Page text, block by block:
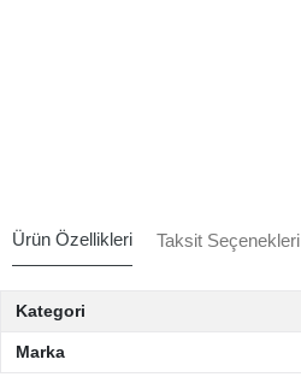
Ürün Özellikleri Taksit Seçenekleri
Kategori
Marka